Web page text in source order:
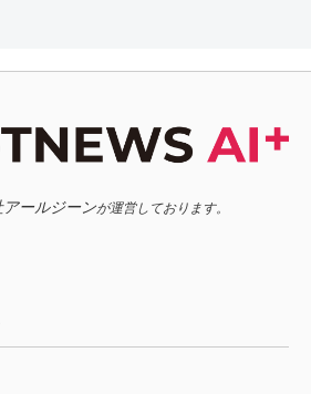
ールジーンが運営しております。